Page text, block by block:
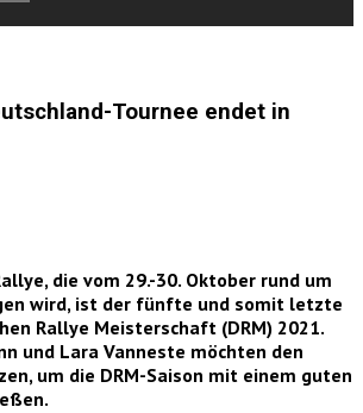
Tournee endet in
die vom 29.-30. Oktober rund um
wird, ist der fünfte und somit letzte
Rallye Meisterschaft (DRM) 2021.
und Lara Vanneste möchten den
um die DRM-Saison mit einem guten